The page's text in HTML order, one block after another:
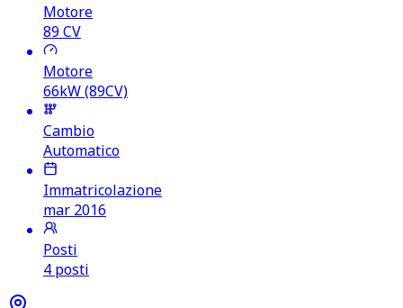
Motore
89CV
Motore
66kW (89CV)
Cambio
Automatico
Immatricolazione
mar 2016
Posti
4 posti